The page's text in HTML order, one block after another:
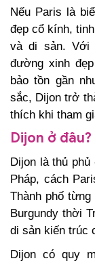
Nếu Paris là
đẹp cổ kính,
và di sản. Với
đường xinh
bảo tồn gần
sắc, Dijon trở
thích khi tham
Dijon ở đâu?
Dijon là thủ
Pháp, cách
Thành phố
Burgundy thời
di sản kiến trúc
Dijon có quy